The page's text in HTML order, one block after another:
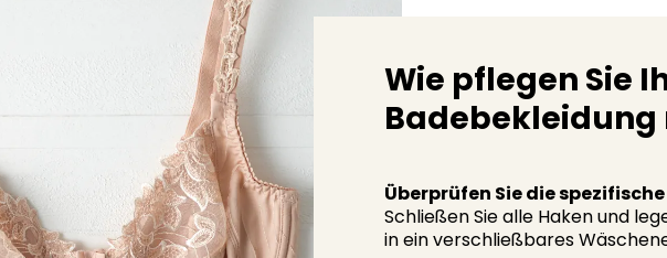
Wie pflegen Sie
Badebekleidung
Überprüfen Sie die
Schließen Sie alle Haken und
in ein verschließbares